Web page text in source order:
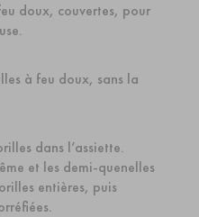
doux, couvertes, pour
à feu doux, sans la
dans l’assiette.
et les demi-quenelles
entières, puis